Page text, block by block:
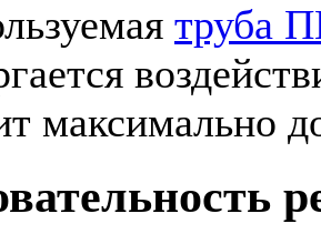
труба
максимально